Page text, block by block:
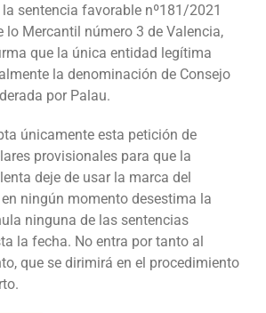
sentencia favorable nº181/2021
lo Mercantil número 3 de Valencia,
que la única entidad legítima
la denominación de Consejo
por Palau.
únicamente esta petición de
provisionales para que la
deje de usar la marca del
en ningún momento desestima la
ninguna de las sentencias
la fecha. No entra por tanto al
que se dirimirá en el procedimiento